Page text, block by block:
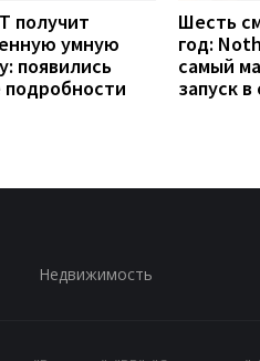
получит
умную
появились
подробности
Шесть
год:
самый
запуск
Недвижимость